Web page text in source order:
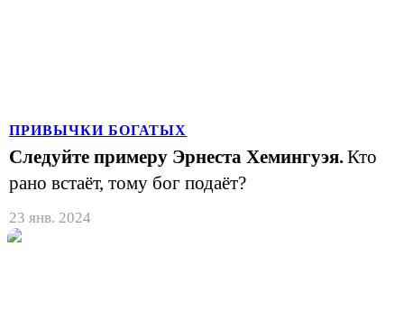
ПРИВЫЧКИ БОГАТЫХ
Следуйте примеру Эрнеста Хемингуэя.Кто
рано встаёт, тому бог подаёт?
23 янв. 2024